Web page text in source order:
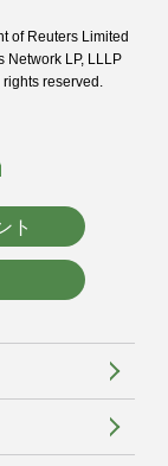
of Reuters Limited
Network LP, LLLP
reserved.
ト